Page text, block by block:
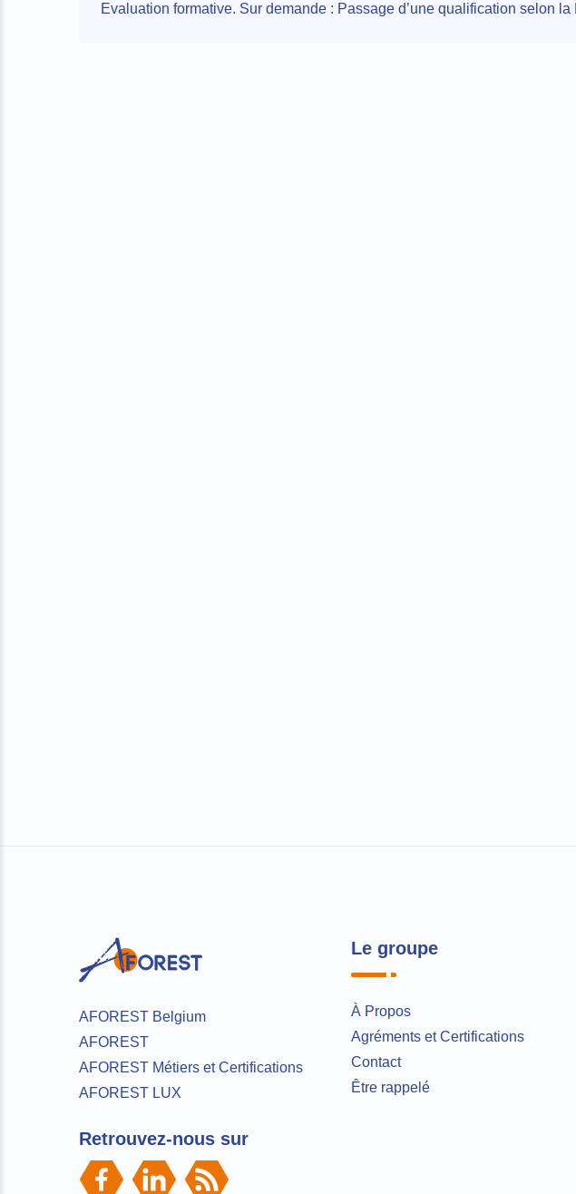
Evaluation formative. Sur demande : Passage d’une qualification selon la
AFOREST Belgium
AFOREST
AFOREST Métiers et Certifications
AFOREST LUX
Retrouvez-nous sur
Le groupe
À Propos
Agréments et Certifications
Contact
Être rappelé